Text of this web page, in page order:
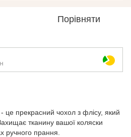
Порівняти
- це прекрасний чохол з флісу, який
тканину вашої коляски
ручного прання.